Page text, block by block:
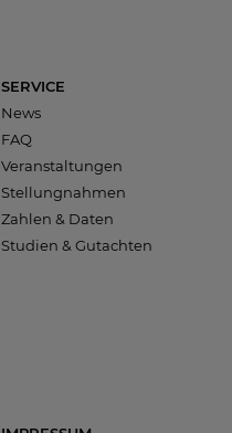
SERVICE
News
FAQ
Veranstaltungen
Stellungnahmen
Zahlen & Daten
Studien & Gutachten